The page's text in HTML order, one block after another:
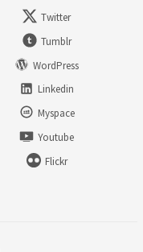
Twitter
Tumblr
WordPress
Linkedin
Myspace
Youtube
Flickr